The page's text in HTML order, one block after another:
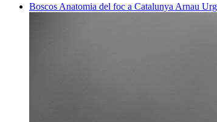
Boscos Anatomia del foc a Catalunya Arnau